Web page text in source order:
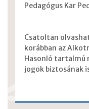
Pedagógus Kar
Csatoltan
korábban az
Hasonló tartalmú
jogok biztosának